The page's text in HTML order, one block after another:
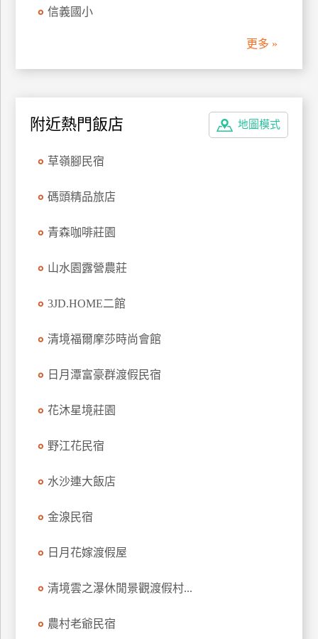
信義國小
更多 »
地圖模式
附近熱門飯店
草嶺腳民宿
碼頭精品旅店
青森咖啡莊園
山水園露營農莊
3JD.HOME二館
清境福爾摩莎時尚會館
日月潭富豪群渡假民宿
花沐星境莊園
野江花民宿
水沙連大飯店
金湶民宿
日月花嫁渡假屋
清境雲之瀑休閒景觀渡假村...
農村老爺民宿